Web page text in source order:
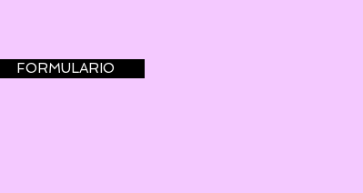
FORMULARIO